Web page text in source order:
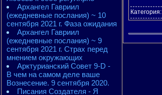
2014 - энергии месяцев
2014 - ЭНЕРГИИ года
2015 - энергии месяцев
2015 - ЭНЕРГИИ года
Архангел Гавриил
(ежедневные послания) ~ 10
сентября 2021 г. Фаза ожидания
Архангел Гавриил
(ежедневные послания) ~ 9
сентября 2021 г. Страх перед
мнением окружающих
Арктурианский Совет 9-D -
В чем на самом деле ваше
Вознесение. 9 сентября 2020.
Писания Создателя - Я
Категория: